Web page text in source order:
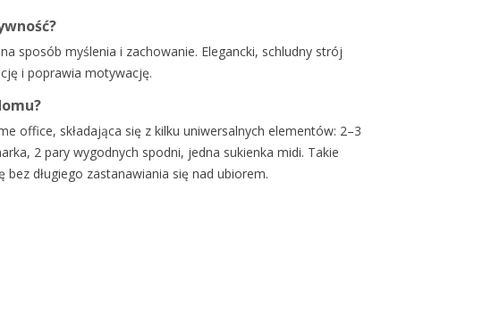
sposób myślenia i zachowanie. Elegancki, schludny strój
i poprawia motywację.
office, składająca się z kilku uniwersalnych elementów: 2–3
2 pary wygodnych spodni, jedna sukienka midi. Takie
długiego zastanawiania się nad ubiorem.